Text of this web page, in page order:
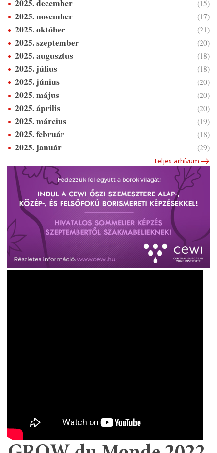
2025. december (15)
2025. november (17)
2025. október (21)
2025. szeptember (20)
2025. augusztus (18)
2025. július (18)
2025. június (20)
2025. május (20)
2025. április (20)
2025. március (19)
2025. február (18)
2025. január (29)
teljes arhívum